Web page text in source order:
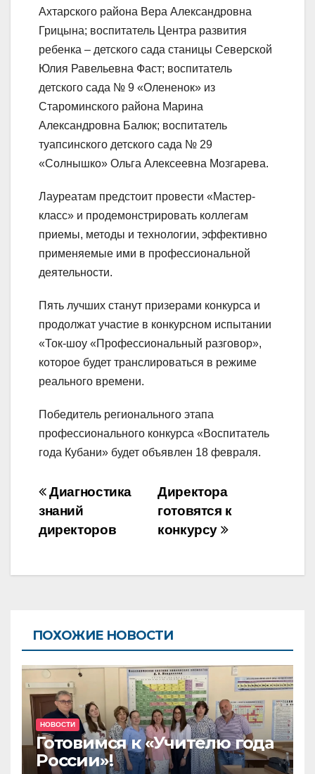
Ахтарского района Вера Александровна
Грицына; воспитатель Центра развития
ребенка – детского сада станицы Северской
Юлия Равельевна Фаст; воспитатель
детского сада № 9 «Олененок» из
Староминского района Марина
Александровна Балюк; воспитатель
туапсинского детского сада № 29
«Солнышко» Ольга Алексеевна Мозгарева.
Лауреатам предстоит провести «Мастер-
класс» и продемонстрировать коллегам
приемы, методы и технологии, эффективно
применяемые ими в профессиональной
деятельности.
Пять лучших станут призерами конкурса и
продолжат участие в конкурсном испытании
«Ток-шоу «Профессиональный разговор»,
которое будет транслироваться в режиме
реального времени.
Победитель регионального этапа
профессионального конкурса «Воспитатель
года Кубани» будет объявлен 18 февраля.
Навигация
по
записям
Директора
готовятся к
конкурсу
Диагностика
знаний
директоров
ПОХОЖИЕ НОВОСТИ
НОВОСТИ
Готовимся к «Учителю года
России»!